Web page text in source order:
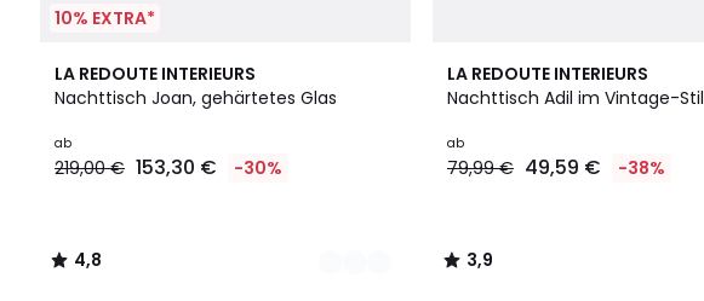
10% EXTRA*
LA REDOUTE INTERIEURS
Nachttisch Joan, gehärtetes Glas
ab
219,00 € 153,30 € -30%
4,8
/ 5
2
Farben
4,8
/
LA REDOUTE INTERIEURS
Nachttisch Adil im Vintage-Stil
ab
79,99 € 49,59 € -38%
3,9
/ 5
3
Farben
3,9
/